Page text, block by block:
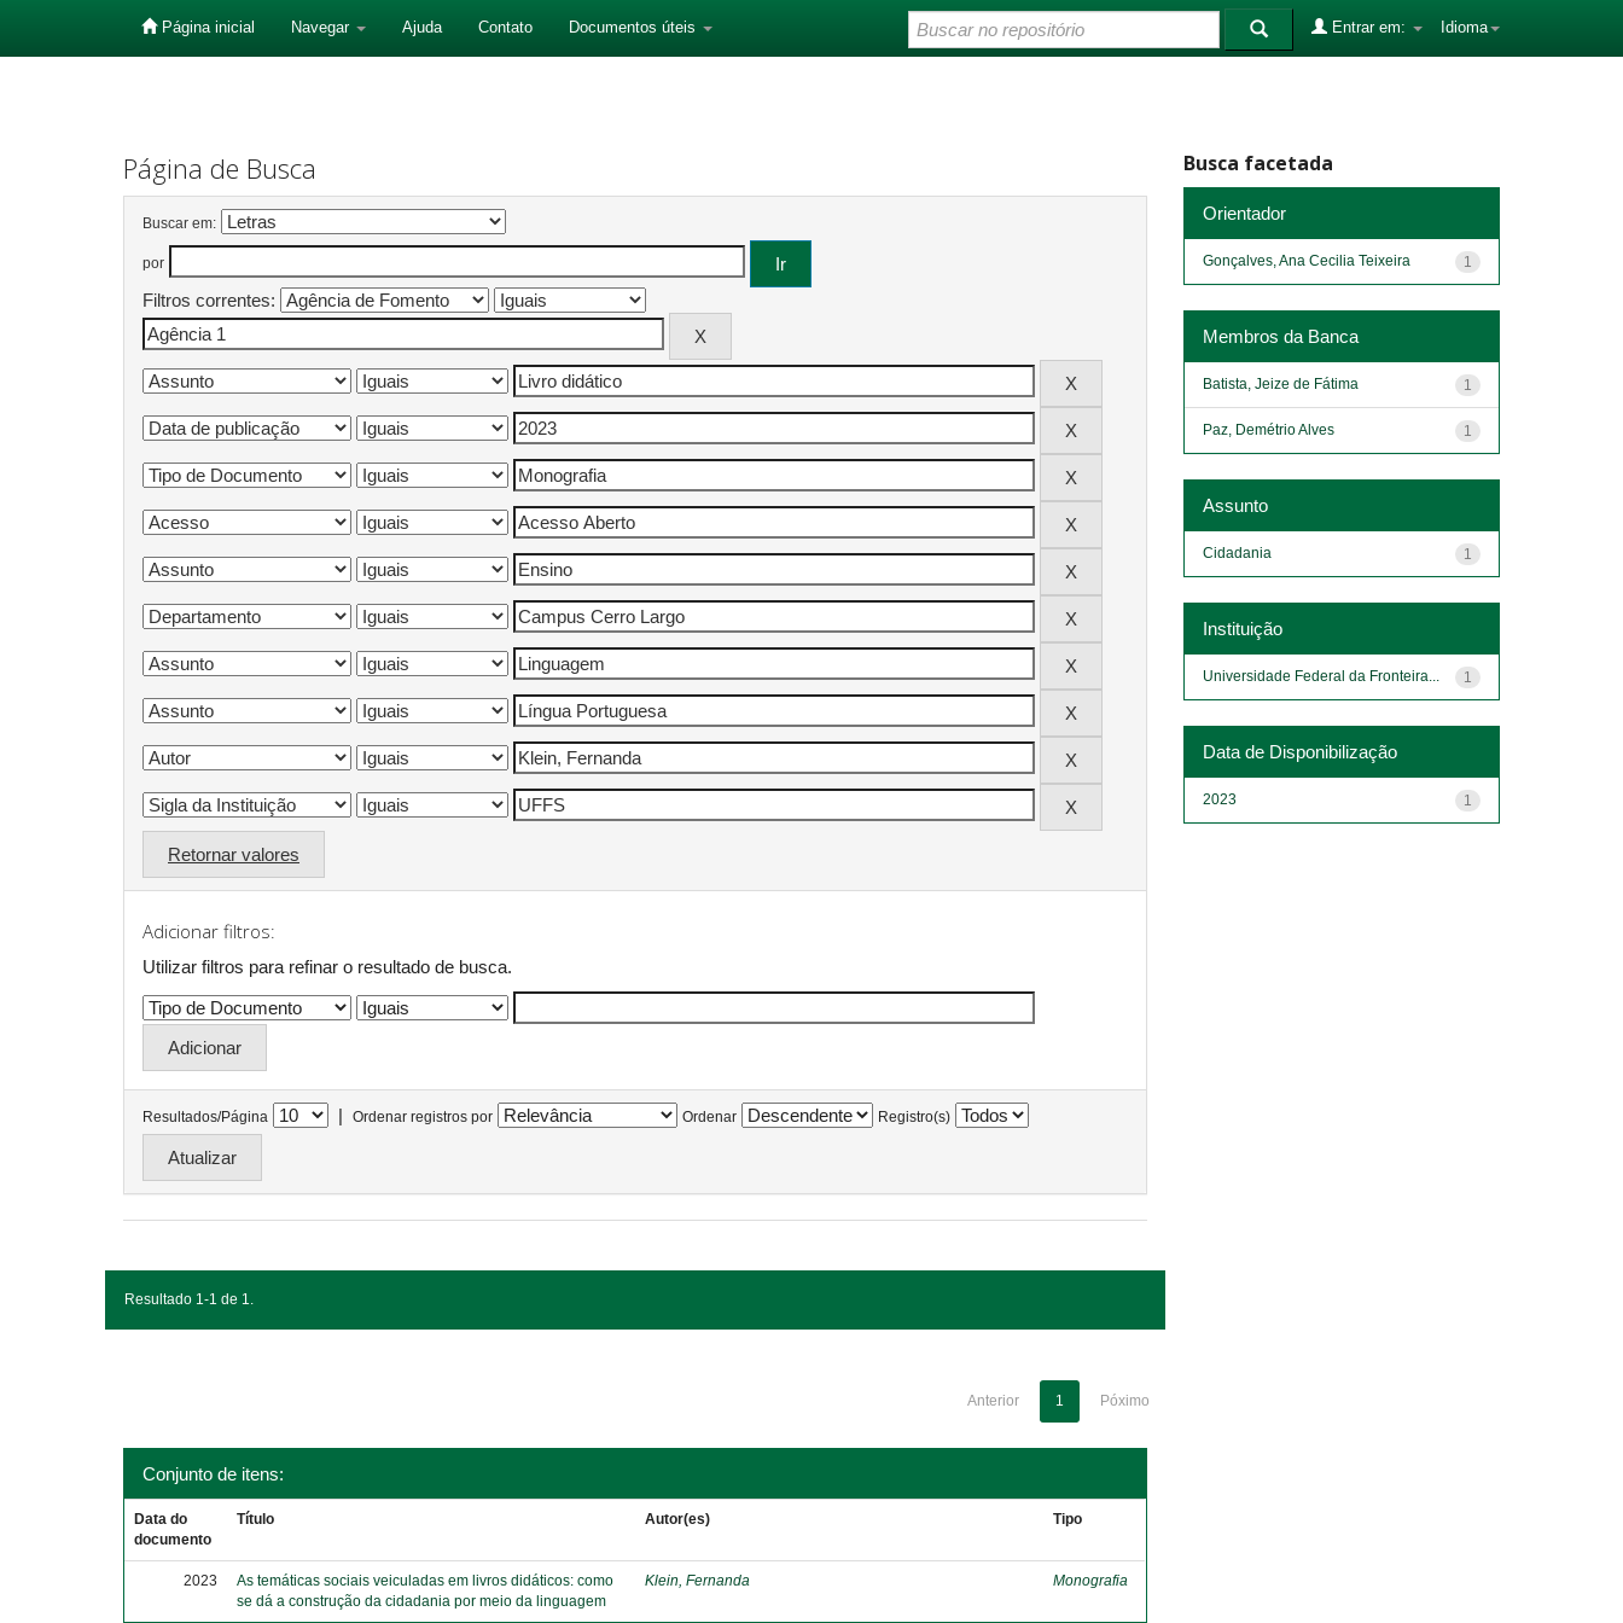
Página inicial Navegar Ajuda Contato Documentos úteis Idioma
Entrar em:
Página de Busca
Buscar em:
por
Filtros correntes:
Retornar valores
Adicionar filtros:
Utilizar filtros para refinar o resultado de busca.
Resultados/Página | Ordenar registros por Ordenar Registro(s)
Resultado 1-1 de 1.
Anterior 1 Póximo
Conjunto de itens:
Data do
documento
Título Autor(es) Tipo
2023
As temáticas sociais veiculadas em livros didáticos: como
se dá a construção da cidadania por meio da linguagem
Klein, Fernanda Monografia
Busca facetada
Orientador
1
Gonçalves, Ana Cecilia Teixeira
Membros da Banca
1
Batista, Jeize de Fátima
1
Paz, Demétrio Alves
Assunto
1
Cidadania
Instituição
1
Universidade Federal da Fronteira...
Data de Disponibilização
1
2023